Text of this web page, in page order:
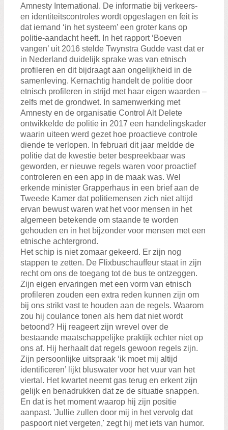
Amnesty International. De informatie bij verkeers-
en identiteitscontroles wordt opgeslagen en feit is
dat iemand ‘in het systeem’ een groter kans op
politie-aandacht heeft. In het rapport ‘Boeven
vangen’ uit 2016 stelde Twynstra Gudde vast dat er
in Nederland duidelijk sprake was van etnisch
profileren en dit bijdraagt aan ongelijkheid in de
samenleving. Kernachtig handelt de politie door
etnisch profileren in strijd met haar eigen waarden –
zelfs met de grondwet. In samenwerking met
Amnesty en de organisatie Control Alt Delete
ontwikkelde de politie in 2017 een handelingskader
waarin uiteen werd gezet hoe proactieve controle
diende te verlopen. In februari dit jaar meldde de
politie dat de kwestie beter bespreekbaar was
geworden, er nieuwe regels waren voor proactief
controleren en een app in de maak was. Wel
erkende minister Grapperhaus in een brief aan de
Tweede Kamer dat politiemensen zich niet altijd
ervan bewust waren wat het voor mensen in het
algemeen betekende om staande te worden
gehouden en in het bijzonder voor mensen met een
etnische achtergrond.
Het schip is niet zomaar gekeerd. Er zijn nog
stappen te zetten. De Flixbuschauffeur staat in zijn
recht om ons de toegang tot de bus te ontzeggen.
Zijn eigen ervaringen met een vorm van etnisch
profileren zouden een extra reden kunnen zijn om
bij ons strikt vast te houden aan de regels. Waarom
zou hij coulance tonen als hem dat niet wordt
betoond? Hij reageert zijn wrevel over de
bestaande maatschappelijke praktijk echter niet op
ons af. Hij herhaalt dat regels gewoon regels zijn.
Zijn persoonlijke uitspraak ‘ik moet mij altijd
identificeren’ lijkt bluswater voor het vuur van het
viertal. Het kwartet neemt gas terug en erkent zijn
gelijk en benadrukken dat ze de situatie snappen.
En dat is het moment waarop hij zijn positie
aanpast. 'Jullie zullen door mij in het vervolg dat
paspoort niet vergeten,' zegt hij met iets van humor.